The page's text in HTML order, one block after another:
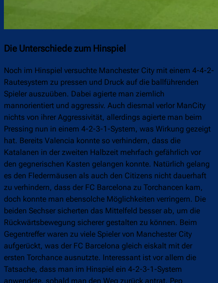
Die Unterschiede zum Hinspiel
Noch im Hinspiel versuchte Manchester City mit einem 4-4-2-
Rautesystem zu pressen und Druck auf die ballführenden
Spieler auszuüben. Dabei agierte man ziemlich
mannorientiert und aggressiv. Auch diesmal verlor ManCity
nichts von ihrer Aggressivität, allerdings agierte man beim
Pressing nun in einem 4-2-3-1-System, was Wirkung gezeigt
hat. Bereits Valencia konnte so verhindern, dass die
Katalanen in der zweiten Halbzeit mehrfach gefährlich vor
den gegnerischen Kasten gelangen konnte. Natürlich gelang
es den Fledermäusen als auch den Citizens nicht dauerhaft
zu verhindern, dass der FC Barcelona zu Torchancen kam,
doch konnte man ebensolche Möglichkeiten verringern. Die
beiden Sechser sicherten das Mittelfeld besser ab, um die
Rückwärtsbewegung sicherer gestalten zu können. Beim
Gegentreffer waren zu viele Spieler von Manchester City
aufgerückt, was der FC Barcelona gleich eiskalt mit der
ersten Torchance ausnutzte. Interessant ist vor allem die
Tatsache, dass man im Hinspiel ein 4-2-3-1-System
anwendete, sobald man den Weg zurück antrat. Pep